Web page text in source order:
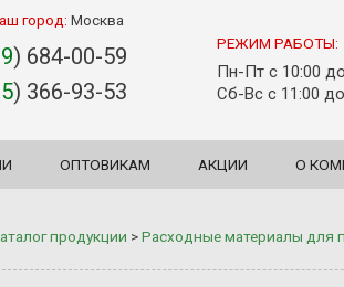
город: Москва
) 684-00-59
) 366-93-53
РЕЖИМ РАБОТЫ:
Пн-Пт с 10:00
Сб-Вс с 11:00
ОПТОВИКАМ АКЦИИ О
продукции >Расходные материалы для